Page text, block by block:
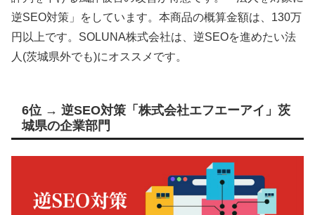
逆SEO対策」をしています。本商品の概算金額は、130万
円以上です。SOLUNA株式会社は、逆SEOを進めたい法
人(茨城県外でも)にオススメです。
6位 → 逆SEO対策「株式会社エフエーアイ」茨
城県の企業部門